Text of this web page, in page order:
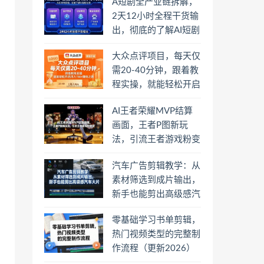
A短剧全产业链拆解，
2天12小时全程干货输
出，彻底的了解AI短剧
大众点评项目，每天仅
需20-40分钟，跟着教
程实操，就能轻松开启
AI王者荣耀MVP结算
画面，王者P图新玩
法，引流王者游戏粉变
汽车广告剪辑教学：从
素材筛选到成片输出，
新手也能剪出高级感汽
零基础学习书单剪辑，
热门视频类型的完整制
作流程（更新2026）